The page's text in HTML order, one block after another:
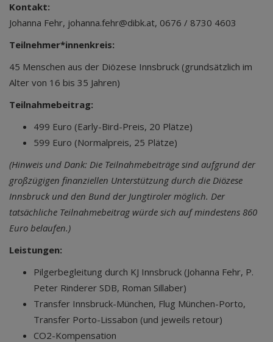
Kontakt:
Johanna Fehr, johanna.fehr@dibk.at, 0676 / 8730 4603
Teilnehmer*innenkreis:
45 Menschen aus der Diözese Innsbruck (grundsätzlich im
Alter von 16 bis 35 Jahren)
Teilnahmebeitrag:
499 Euro (Early-Bird-Preis, 20 Plätze)
599 Euro (Normalpreis, 25 Plätze)
(Hinweis und Dank: Die Teilnahmebeiträge sind aufgrund der
großzügigen finanziellen Unterstützung durch die Diözese
Innsbruck und den Bund der Jungtiroler möglich. Der
tatsächliche Teilnahmebeitrag würde sich auf mindestens 860
Euro belaufen.)
Leistungen:
Pilgerbegleitung durch KJ Innsbruck (Johanna Fehr, P.
Peter Rinderer SDB, Roman Sillaber)
Transfer Innsbruck-München, Flug München-Porto,
Transfer Porto-Lissabon (und jeweils retour)
CO2-Kompensation